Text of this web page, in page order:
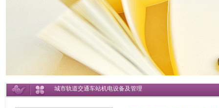
城市轨道交通车站机电设备及管理